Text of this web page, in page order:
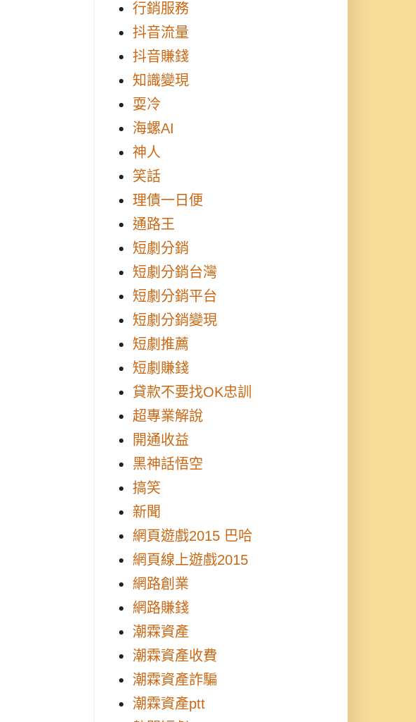
行銷服務
抖音流量
抖音賺錢
知識變現
耍冷
海螺AI
神人
笑話
理債一日便
通路王
短劇分銷
短劇分銷台灣
短劇分銷平台
短劇分銷變現
短劇推薦
短劇賺錢
貸款不要找OK忠訓
超專業解說
開通收益
黑神話悟空
搞笑
新聞
網頁遊戲2015 巴哈
網頁線上遊戲2015
網路創業
網路賺錢
潮霖資產
潮霖資產收費
潮霖資產詐騙
潮霖資產ptt